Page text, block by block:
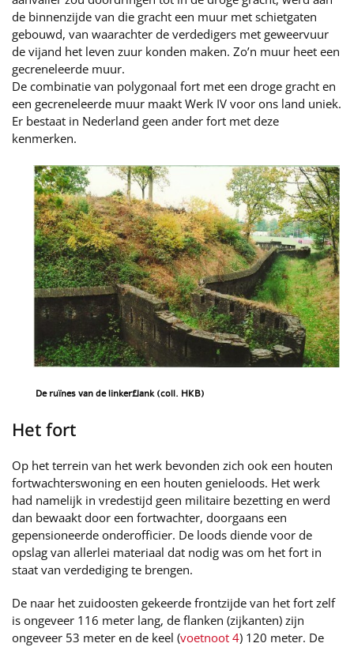
de binnenzijde van die gracht een muur met schietgaten
gebouwd, van waarachter de verdedigers met geweervuur
de vijand het leven zuur konden maken. Zo’n muur heet een
gecreneleerde muur.
De combinatie van polygonaal fort met een droge gracht en
een gecreneleerde muur maakt Werk IV voor ons land uniek.
Er bestaat in Nederland geen ander fort met deze
kenmerken.
De ruïnes van de linkerflank (coll. HKB)
Het fort
Op het terrein van het werk bevonden zich ook een houten
fortwachterswoning en een houten genieloods. Het werk
had namelijk in vredestijd geen militaire bezetting en werd
dan bewaakt door een fortwachter, doorgaans een
gepensioneerde onderofficier. De loods diende voor de
opslag van allerlei materiaal dat nodig was om het fort in
staat van verdediging te brengen.
De naar het zuidoosten gekeerde frontzijde van het fort zelf
is ongeveer 116 meter lang, de flanken (zijkanten) zijn
ongeveer 53 meter en de keel (voetnoot 4) 120 meter. De